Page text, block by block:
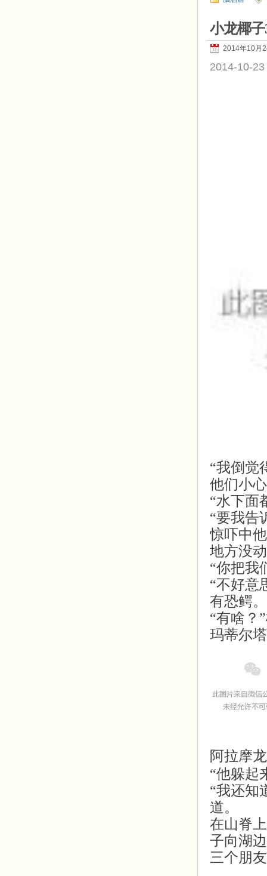
小龙椰子
2014年10月
2014-10-23
“我倒觉
他们小
“水下面
“要我告
惊吓中
地方没
“你把我
“不好意
有恐鳄
“有啥？
玛蒂尔
阿拉摩
“他躲起
“我还知
道。
在山脊
子向湖
三个朋